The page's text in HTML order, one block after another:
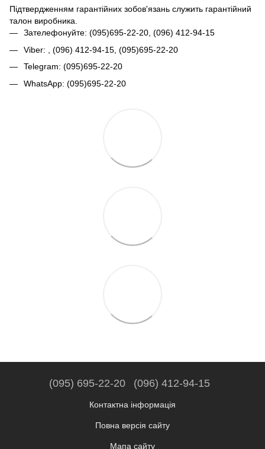
Підтвердженням гарантійних зобов'язань служить гарантійний
талон виробника.
Зателефонуйте: (095)695-22-20, (096) 412-94-15
Viber: , (096) 412-94-15, (095)695-22-20
Telegram: (095)695-22-20
WhatsApp: (095)695-22-20
(095) 695-22-20 (096) 412-94-15
Контактна інформація
Повна версія сайту
Мапа сайту